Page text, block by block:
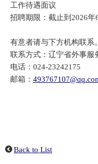
工作待遇面议
招聘期限：截止到2026年
有意者请与下方机构联系。
联系方式：辽宁省外事服
电话：024-23242175
邮箱：
Back to List